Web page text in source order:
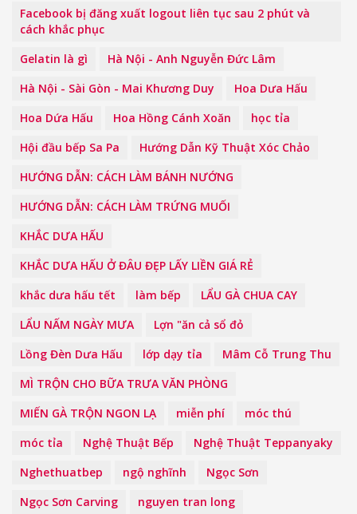
Facebook bị đăng xuất logout liên tục sau 2 phút và
cách khắc phục
Gelatin là gì
Hà Nội - Anh Nguyễn Đức Lâm
Hà Nội - Sài Gòn - Mai Khương Duy
Hoa Dưa Hấu
Hoa Dứa Hấu
Hoa Hồng Cánh Xoăn
học tỉa
Hội đầu bếp Sa Pa
Hướng Dẫn Kỹ Thuật Xóc Chảo
HƯỚNG DẪN: CÁCH LÀM BÁNH NƯỚNG
HƯỚNG DẪN: CÁCH LÀM TRỨNG MUỐI
KHẮC DƯA HẤU
KHẮC DƯA HẤU Ở ĐÂU ĐẸP LẤY LIỀN GIÁ RẺ
khắc dưa hấu tết
làm bếp
LẨU GÀ CHUA CAY
LẨU NẤM NGÀY MƯA
Lợn "ăn cả sổ đỏ
Lồng Đèn Dưa Hấu
lớp dạy tỉa
Mâm Cỗ Trung Thu
MÌ TRỘN CHO BỮA TRƯA VĂN PHÒNG
MIẾN GÀ TRỘN NGON LẠ
miễn phí
móc thú
móc tỉa
Nghệ Thuật Bếp
Nghệ Thuật Teppanyaky
Nghethuatbep
ngộ nghĩnh
Ngọc Sơn
Ngọc Sơn Carving
nguyen tran long